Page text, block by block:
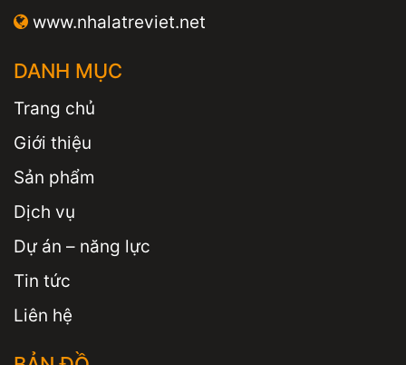
www.nhalatreviet.net
DANH MỤC
Trang chủ
Giới thiệu
Sản phẩm
Dịch vụ
Dự án – năng lực
Tin tức
Liên hệ